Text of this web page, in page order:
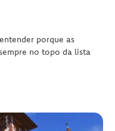
porque as
no topo da lista